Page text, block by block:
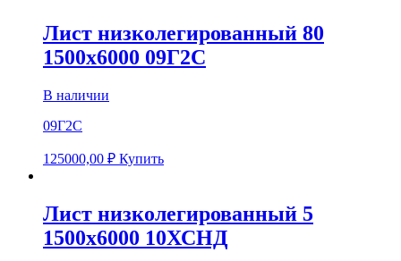
Лист низколегированный 80
1500х6000 09Г2С
В наличии
09Г2С
125000,00 ₽ Купить
Лист низколегированный 5
1500х6000 10ХСНД